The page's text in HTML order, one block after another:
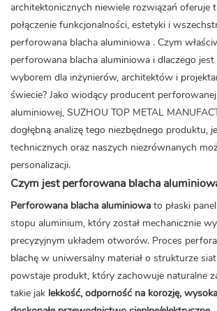
architektonicznych niewiele rozwiązań oferuje
połączenie funkcjonalności, estetyki i
perforowana blacha aluminiowa . Czym
perforowana blacha aluminiowa i dlaczego jest
wyborem dla inżynierów, architektów i
świecie? Jako wiodący producent
aluminiowej, SUZHOU TOP METAL
dogłębną analizę tego niezbędnego produktu,
technicznych oraz naszych niezrównanych
personalizacji.
Czym jest perforowana blacha
Perforowana blacha aluminiowa to płaski
stopu aluminium, który został mechanicznie
precyzyjnym układem otworów. Proces
blachę w uniwersalny materiał o strukturze
powstaje produkt, który zachowuje naturalne
takie jak lekkość, odporność na korozję,